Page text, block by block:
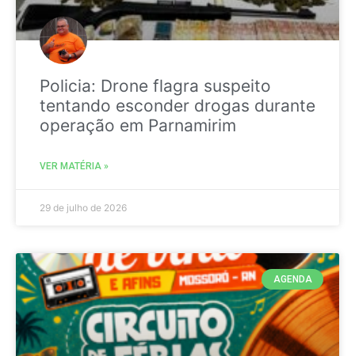
Policia: Drone flagra suspeito
tentando esconder drogas durante
operação em Parnamirim
VER MATÉRIA »
29 de julho de 2026
AGENDA